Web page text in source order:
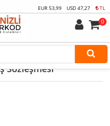
TL
USD 47,27
EUR 53,99
0
Sözleşmesi